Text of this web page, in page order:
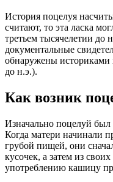
История поцелуя
считают, то эта ласка
третьем тысячелетии
документальные
обнаружены историками
до н.э.).
Как возник
Изначально поцелуй был
Когда матери начинали
грубой пищей, они
кусочек, а затем из
употреблению кашицу